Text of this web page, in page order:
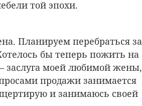
той эпохи.
Планируем перебраться за
бы теперь пожить на
заслуга моей любимой жены,
продажи занимается
и занимаюсь своей